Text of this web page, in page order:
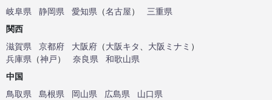
岐阜県
静岡県 愛知県 （名古屋）
三重県
関西
滋賀県
京都府 大阪府 （大阪キタ 大阪ミナミ ）
兵庫県 （神戸） 奈良県
和歌山県
中国
鳥取県
島根県 岡山県 広島県
山口県